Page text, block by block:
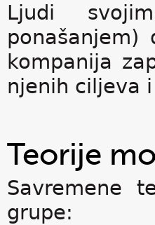
Ljudi
ponašanjem)
kompanija
njenih ciljeva
Teorije
Savremene
grupe: